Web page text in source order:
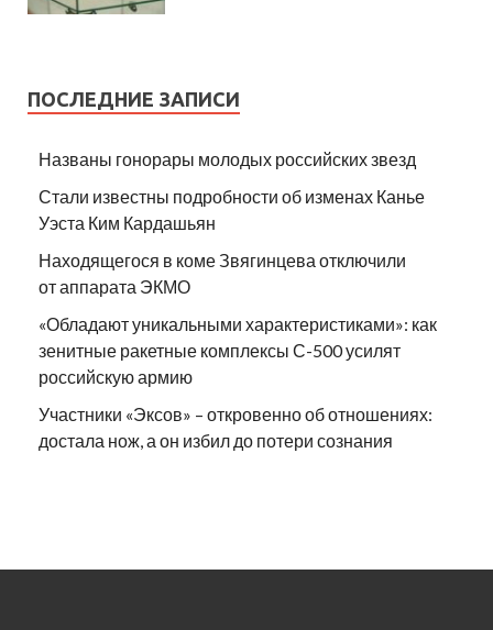
ПОСЛЕДНИЕ ЗАПИСИ
Названы гонорары молодых российских звезд
Стали известны подробности об изменах Канье
Уэста Ким Кардашьян
Находящегося в коме Звягинцева отключили
от аппарата ЭКМО
«Обладают уникальными характеристиками»: как
зенитные ракетные комплексы С-500 усилят
российскую армию
Участники «Эксов» – откровенно об отношениях:
достала нож, а он избил до потери сознания